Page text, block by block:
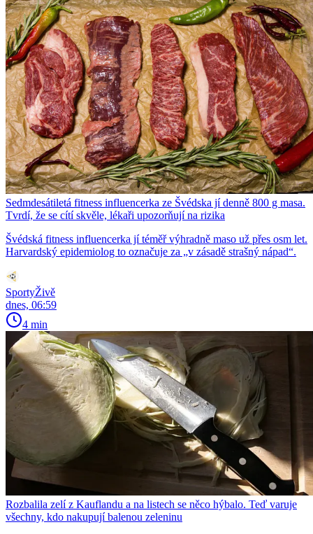
Sedmdesátiletá fitness influencerka ze Švédska jí denně 800 g masa.
Tvrdí, že se cítí skvěle, lékaři upozorňují na rizika
Švédská fitness influencerka jí téměř výhradně maso už přes osm let.
Harvardský epidemiolog to označuje za „v zásadě strašný nápad“.
SportyŽivě
dnes, 06:59
4 min
Rozbalila zelí z Kauflandu a na listech se něco hýbalo. Teď varuje
všechny, kdo nakupují balenou zeleninu